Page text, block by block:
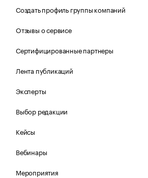
Создать профиль группы компаний
Отзывы о сервисе
Сертифицированные партнеры
Лента публикаций
Эксперты
Выбор редакции
Кейсы
Вебинары
Мероприятия